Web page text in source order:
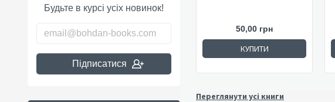
Будьте в курсі усіх новинок!
Підписатися
50,00 грн
КУПИТИ
Переглянути усі книги